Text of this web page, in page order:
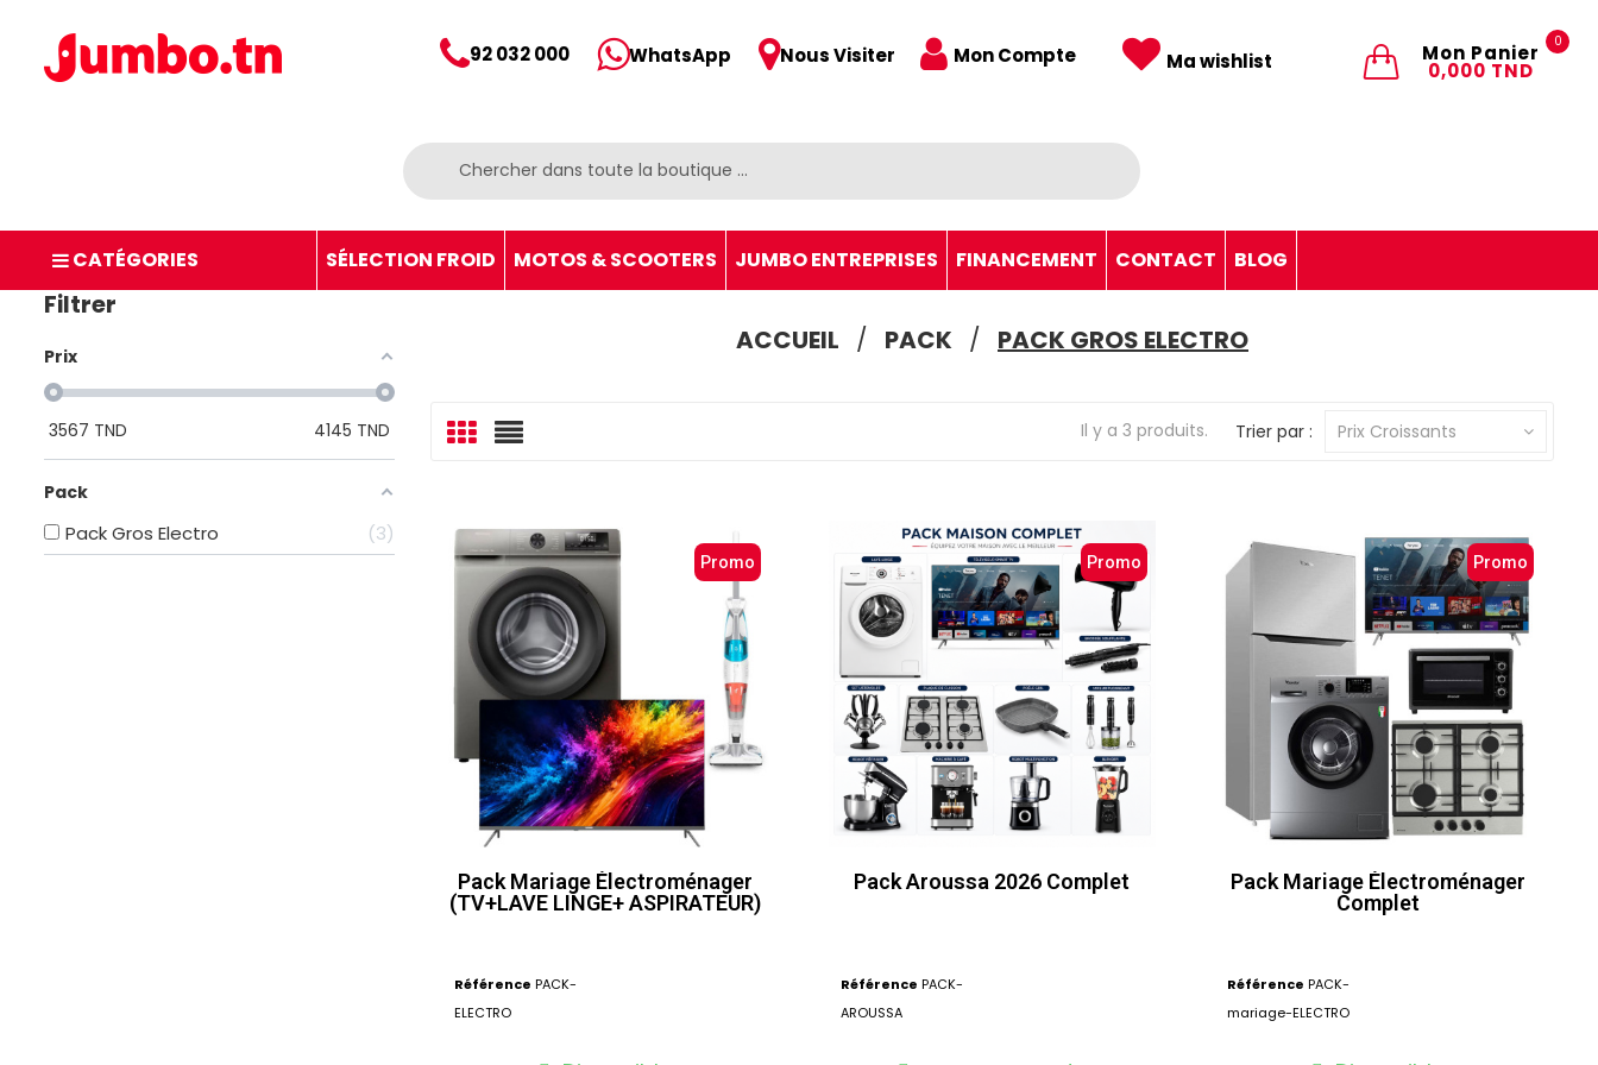
92 032 000 WhatsApp Nous Visiter
0
Mon Panier
0,000 TND
Mon Compte Ma wishlist
CATÉGORIES SÉLECTION FROID MOTOS & SCOOTERS JUMBO ENTREPRISES FINANCEMENT CONTACT BLOG
Filtrer
Prix
3567 TND 4145 TND
Pack
Pack Gros Electro 3
ACCUEIL PACK PACK GROS ELECTRO
Il y a 3 produits. Trier par : Prix Croissants
Promo
Pack Mariage Électroménager
(TV+LAVE LINGE+ ASPIRATEUR)
Référence PACK-
ELECTRO
Promo
Pack Aroussa 2026 Complet
Référence PACK-
AROUSSA
Promo
Pack Mariage Électroménager
Complet
Référence PACK-
mariage-ELECTRO